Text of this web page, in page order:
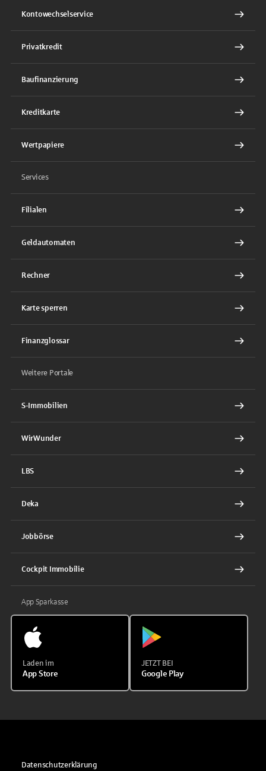
Kontowechselservice
Privatkredit
Baufinanzierung
Kreditkarte
Wertpapiere
Services
Filialen
Geldautomaten
Rechner
Karte sperren
Finanzglossar
Weitere Portale
S-Immobilien
WirWunder
LBS
Deka
Jobbörse
Cockpit Immobilie
App Sparkasse
Laden im
App Store
JETZT BEI
Google Play
Datenschutzerklärung